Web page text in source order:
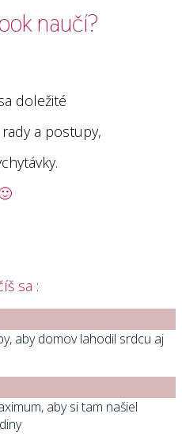
naučí?
doležité
a postupy,
sa :
aby domov lahodil srdcu aj
aby si tam našiel